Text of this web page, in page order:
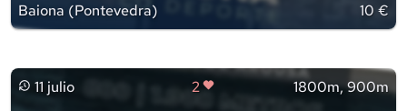
Baiona (Pontevedra) 10 €
11 julio 2 1800m, 900m